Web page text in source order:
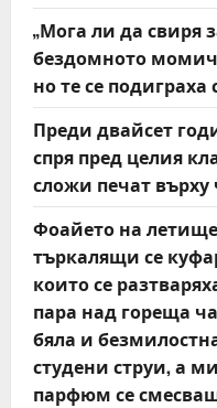
„Мога ли да свиря
бездомното
но те се подиграха
Преди двайсет
спря пред целия
сложи печат
Фоайето на
търкалящи се
които се
пара над гореща
бяла и
студени струи, а
парфюм се